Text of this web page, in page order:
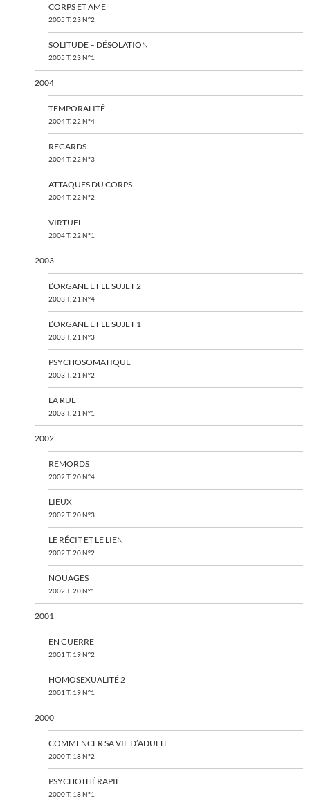
CORPS ET ÂME
2005 T. 23 N°2
SOLITUDE – DÉSOLATION
2005 T. 23 N°1
2004
TEMPORALITÉ
2004 T. 22 N°4
REGARDS
2004 T. 22 N°3
ATTAQUES DU CORPS
2004 T. 22 N°2
VIRTUEL
2004 T. 22 N°1
2003
L’ORGANE ET LE SUJET 2
2003 T. 21 N°4
L’ORGANE ET LE SUJET 1
2003 T. 21 N°3
PSYCHOSOMATIQUE
2003 T. 21 N°2
LA RUE
2003 T. 21 N°1
2002
REMORDS
2002 T. 20 N°4
LIEUX
2002 T. 20 N°3
LE RÉCIT ET LE LIEN
2002 T. 20 N°2
NOUAGES
2002 T. 20 N°1
2001
EN GUERRE
2001 T. 19 N°2
HOMOSEXUALITÉ 2
2001 T. 19 N°1
2000
COMMENCER SA VIE D’ADULTE
2000 T. 18 N°2
PSYCHOTHÉRAPIE
2000 T. 18 N°1